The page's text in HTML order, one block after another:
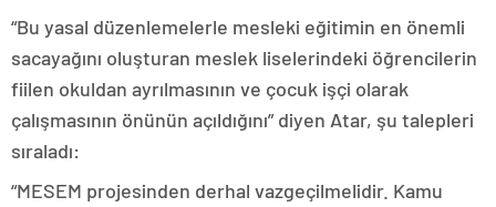
“Bu yasal düzenlemelerle mesleki eğitimin en önemli
sacayağını oluşturan meslek liselerindeki öğrencilerin
fiilen okuldan ayrılmasının ve çocuk işçi olarak
çalışmasının önünün açıldığını” diyen Atar, şu talepleri
sıraladı:
“MESEM projesinden derhal vazgeçilmelidir. Kamu